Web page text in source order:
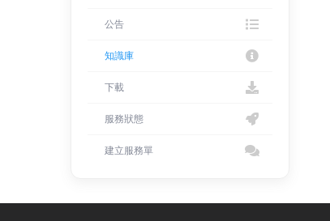
公告
知識庫
下載
服務狀態
建立服務單